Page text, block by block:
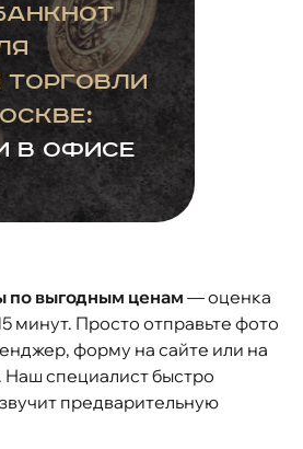
в офисе
по выгодным ценам — оценка
минут. Просто отправьте фото
форму на сайте или на
Наш специалист быстро
предварительную